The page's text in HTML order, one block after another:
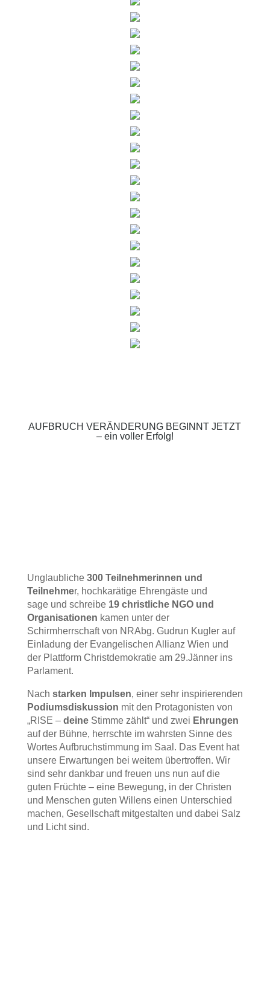
AUFBRUCH VERÄNDERUNG BEGINNT JETZT
– ein voller Erfolg!
Unglaubliche 300 Teilnehmerinnen und
Teilnehmer, hochkarätige Ehrengäste und
sage und schreibe 19 christliche NGO und
Organisationen kamen unter der
Schirmherrschaft von NRAbg. Gudrun Kugler auf
Einladung der Evangelischen Allianz Wien und
der Plattform Christdemokratie am 29.Jänner ins
Parlament.
Nach starken Impulsen, einer sehr inspirierenden
Podiumsdiskussion mit den Protagonisten von
„RISE – deineStimme zählt“ und zwei Ehrungen
auf der Bühne, herrschte im wahrsten Sinne des
Wortes Aufbruchstimmung im Saal. Das Event hat
unsere Erwartungen bei weitem übertroffen. Wir
sind sehr dankbar und freuen uns nun auf die
guten Früchte – eine Bewegung, in der Christen
und Menschen guten Willens einen Unterschied
machen, Gesellschaft mitgestalten und dabei Salz
und Licht sind.